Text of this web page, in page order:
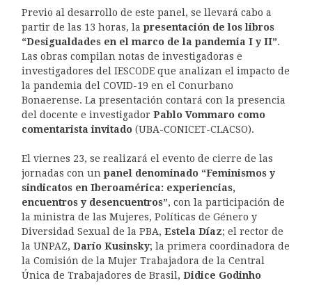
Previo al desarrollo de este panel, se llevará cabo a
partir de las 13 horas, la presentación de los libros
“Desigualdades en el marco de la pandemia I y II”.
Las obras compilan notas de investigadoras e
investigadores del IESCODE que analizan el impacto de
la pandemia del COVID-19 en el Conurbano
Bonaerense. La presentación contará con la presencia
del docente e investigador Pablo Vommaro como
comentarista invitado(UBA-CONICET-CLACSO).
El viernes 23, se realizará el evento de cierre de las
jornadas con un panel denominado “Feminismos y
sindicatos en Iberoamérica: experiencias,
encuentros y desencuentros”, con la participación de
la ministra de las Mujeres, Políticas de Género y
Diversidad Sexual de la PBA, Estela Díaz; el rector de
la UNPAZ, Darío Kusinsky; la primera coordinadora de
la Comisión de la Mujer Trabajadora de la Central
Única de Trabajadores de Brasil, Didice Godinho